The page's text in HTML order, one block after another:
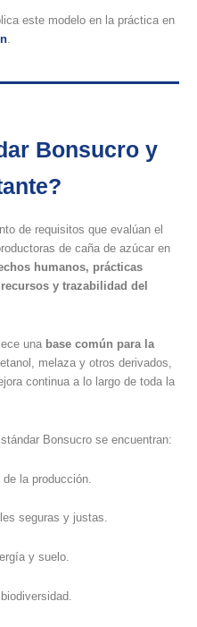
este modelo en la práctica en
Bonsucro y
de requisitos que evalúan el
de caña de azúcar en
humanos, prácticas
y trazabilidad del
una base común para la
melaza y otros derivados,
continua a lo largo de toda la
Bonsucro se encuentran:
la producción.
seguras y justas.
y suelo.